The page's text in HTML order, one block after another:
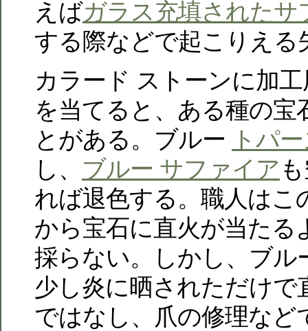
えばガラス充填されたサ
する際などで起こりえる
カラード ストーンに加
を当てると、ある種の宝
とがある。ブルー
トパ
し、 ブルー サファイア
れば退色する。職人はこ
から宝石に直火が当たる
採らない。しかし、ブル
少し炎に晒されただけで
ではなし、爪の修理など